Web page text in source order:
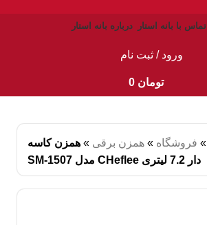
تماس با بانه استار
درباره بانه استار
ورود / ثبت نام
تومان
» فروشگاه » همزن برقی » همزن کاسه
دار 7.2 لیتری CHeflee مدل SM-1507